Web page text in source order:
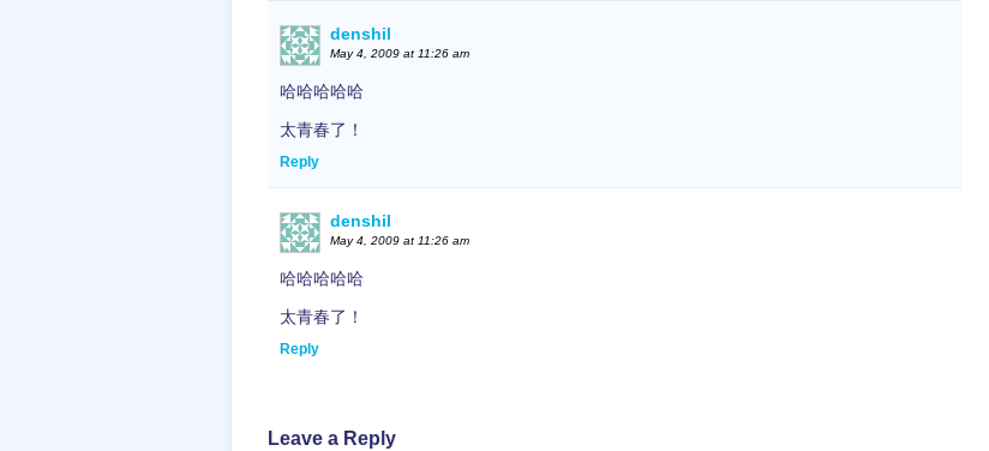
denshil
May 4, 2009 at 11:26 am
哈哈哈哈哈
太青春了！
Reply
denshil
May 4, 2009 at 11:26 am
哈哈哈哈哈
太青春了！
Reply
Leave a Reply